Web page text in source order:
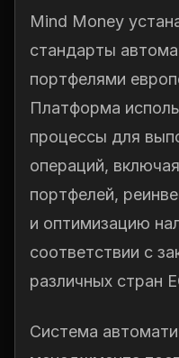
Mind Money
стандарты
портфелями
Платформа
процессы для
операций,
портфелей,
и оптимизацию
соответствии с
различных стран
Система